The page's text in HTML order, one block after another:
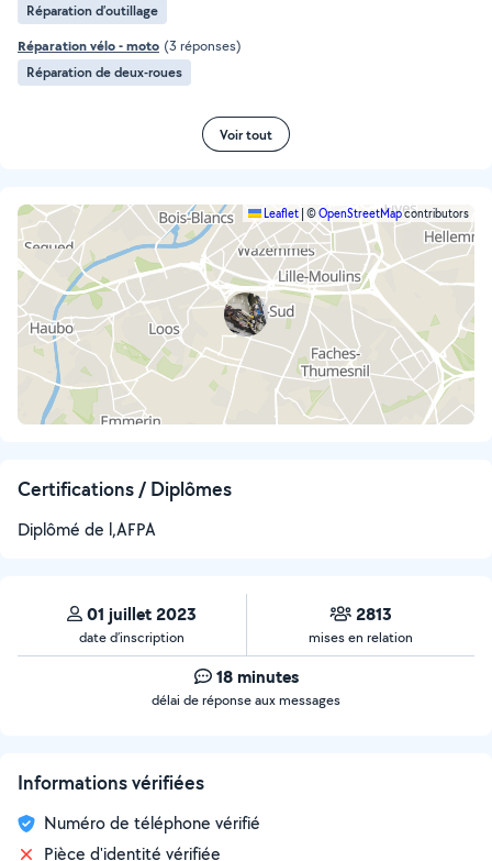
Réparation d’outillage
Réparation vélo - moto (3 réponses)
Réparation de deux-roues
Voir tout
Leaflet ©OpenStreetMapcontributors
Certifications / Diplômes
Diplômé de l,AFPA
01 juillet 2023
date d’inscription
2813
mises en relation
18 minutes
délai de réponse aux messages
Informations vérifiées
Numéro de téléphone vérifié
Pièce d'identité vérifiée